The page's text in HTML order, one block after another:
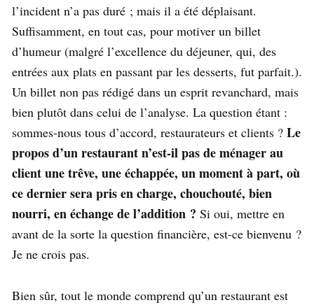
l’incident n’a pas duré ; mais il a été déplaisant.
Suffisamment, en tout cas, pour motiver un billet
d’humeur (malgré l’excellence du déjeuner, qui, des
entrées aux plats en passant par les desserts, fut parfait.).
Un billet non pas rédigé dans un esprit revanchard, mais
bien plutôt dans celui de l’analyse. La question étant :
sommes-nous tous d’accord, restaurateurs et clients ? Le
propos d’un restaurant n’est-il pas de ménager au
client une trêve, une échappée, un moment à part, où
ce dernier sera pris en charge, chouchouté, bien
nourri, en échange de l’addition ? Si oui, mettre en
avant de la sorte la question financière, est-ce bienvenu ?
Je ne crois pas.
Bien sûr, tout le monde comprend qu’un restaurant est